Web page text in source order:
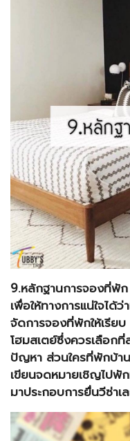
9.หลักฐานการจองที่พัก
เพื่อให้ทางการแน่ใจได้
จัดการจองที่พักให้เรียบ
โฮมสเตย์ซึ่งควรเลือก
ปัญหา ส่วนใครที่พักบ้า
เขียนจดหมายเชิญไปพั
มาประกอบการยื่นวีซ่าเ